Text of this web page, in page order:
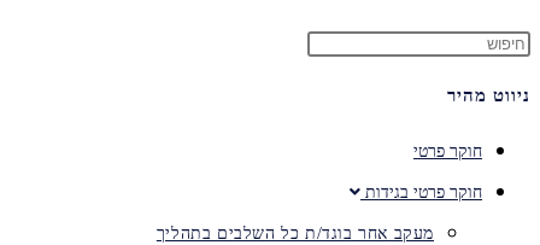
ניווט מהיר
חוקר פרטי
חוקר פרטי בגידות
מעקב אחר בוגד/ת כל השלבים בתהליך